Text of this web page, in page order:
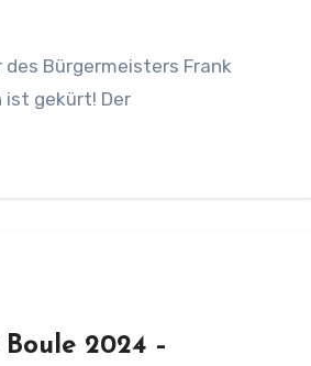
ist gekürt! Der
2024 –